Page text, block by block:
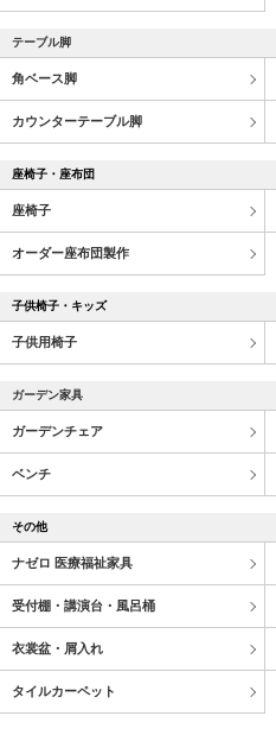
テーブル脚
角ベース脚
カウンターテーブル脚
座椅子・座布団
座椅子
オーダー座布団製作
子供椅子・キッズ
子供用椅子
ガーデン家具
ガーデンチェア
ベンチ
その他
ナゼロ 医療福祉家具
受付棚・講演台・風呂桶
衣裳盆・屑入れ
タイルカーペット